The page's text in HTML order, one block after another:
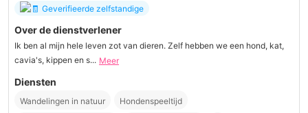
Geverifieerde zelfstandige
Over de dienstverlener
Ik ben al mijn hele leven zot van dieren. Zelf hebben we een hond, kat,
cavia's, kippen en s... Meer
Diensten
Wandelingen in natuur Hondenspeeltijd